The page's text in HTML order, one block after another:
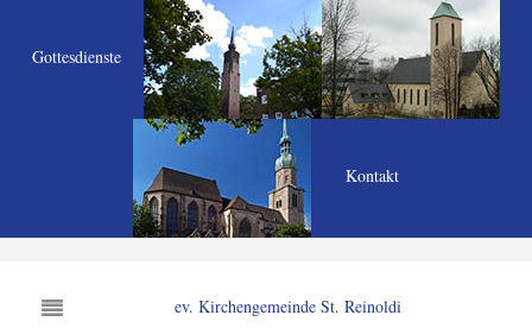
Gottesdienste
Kontakt
ev. Kirchengemeinde St. Reinoldi